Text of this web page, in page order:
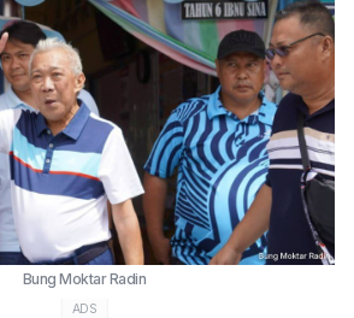
Bung Moktar Radin
ADS